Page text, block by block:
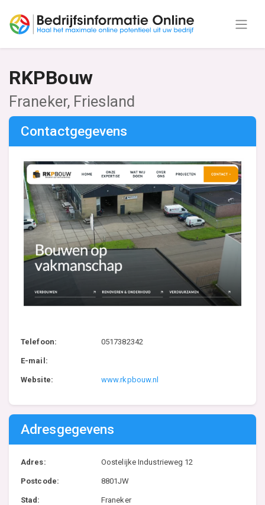
RKPBouw
Franeker, Friesland
Contactgegevens
Telefoon: 0517382342
E-mail:
Website: www.rkpbouw.nl
Adresgegevens
Adres: Oostelijke Industrieweg 12
Postcode: 8801JW
Stad: Franeker